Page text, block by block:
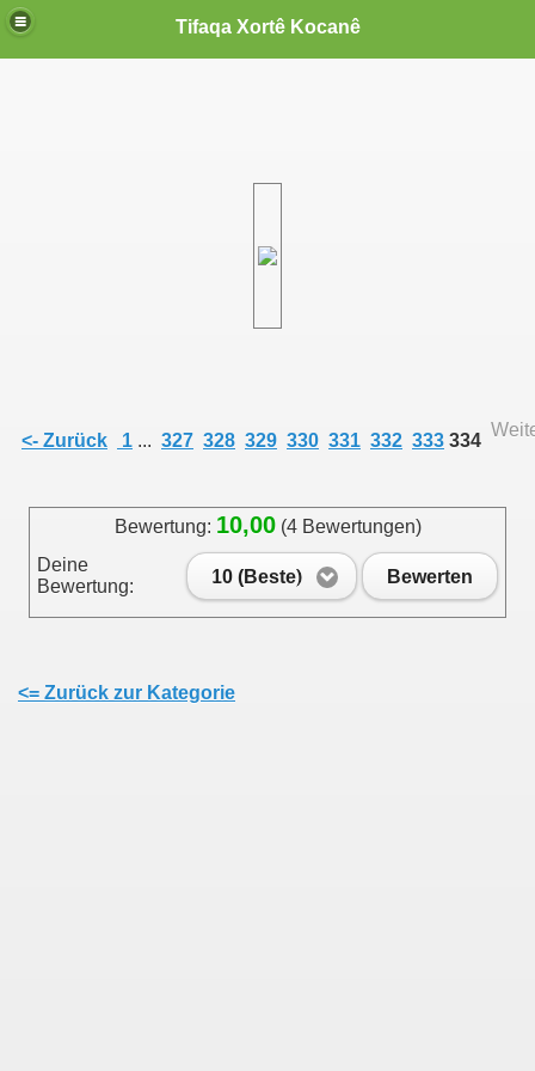
Tifaqa Xortê Kocanê
<- Zurück 1 ... 327 328 329 330 331 332 333 334
Bewertung: 10,00(4 Bewertungen)
Deine
Bewertung:
10 (Beste) Bewerten
<= Zurück zur Kategorie